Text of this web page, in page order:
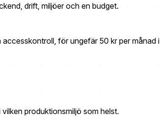
drift, miljöer och en budget.
för ungefär 50 kr per månad i
produktionsmiljö som helst.